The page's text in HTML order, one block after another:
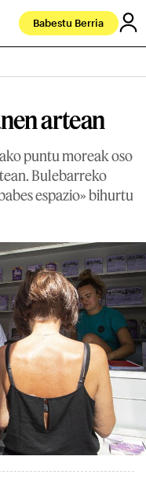
Babestu Berria
artean
puntu moreak oso
Bulebarreko
espazio» bihurtu